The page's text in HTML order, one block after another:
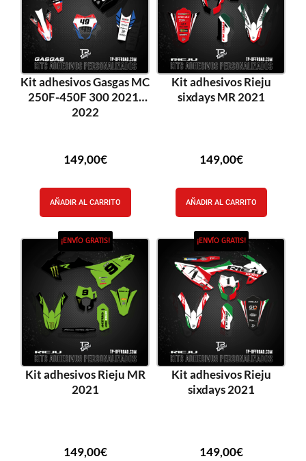
Kit adhesivos Gasgas MC
250F-450F 300 2021-
2022
149,00€
AÑADIR AL CARRITO
Kit adhesivos Rieju
sixdays MR 2021
149,00€
AÑADIR AL CARRITO
¡ENVÍO GRATIS!
Kit adhesivos Rieju MR
2021
149,00€
¡ENVÍO GRATIS!
Kit adhesivos Rieju
sixdays 2021
149,00€